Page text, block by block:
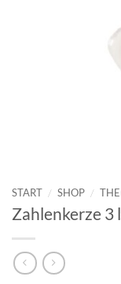
START / SHOP /
Zahlenkerze 3